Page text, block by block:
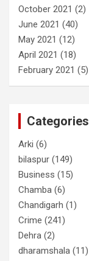
October 2021 (2)
June 2021 (40)
May 2021 (12)
April 2021 (18)
February 2021 (5)
Categories
Arki (6)
bilaspur (149)
Business (15)
Chamba (6)
Chandigarh (1)
Crime (241)
Dehra (2)
dharamshala (11)